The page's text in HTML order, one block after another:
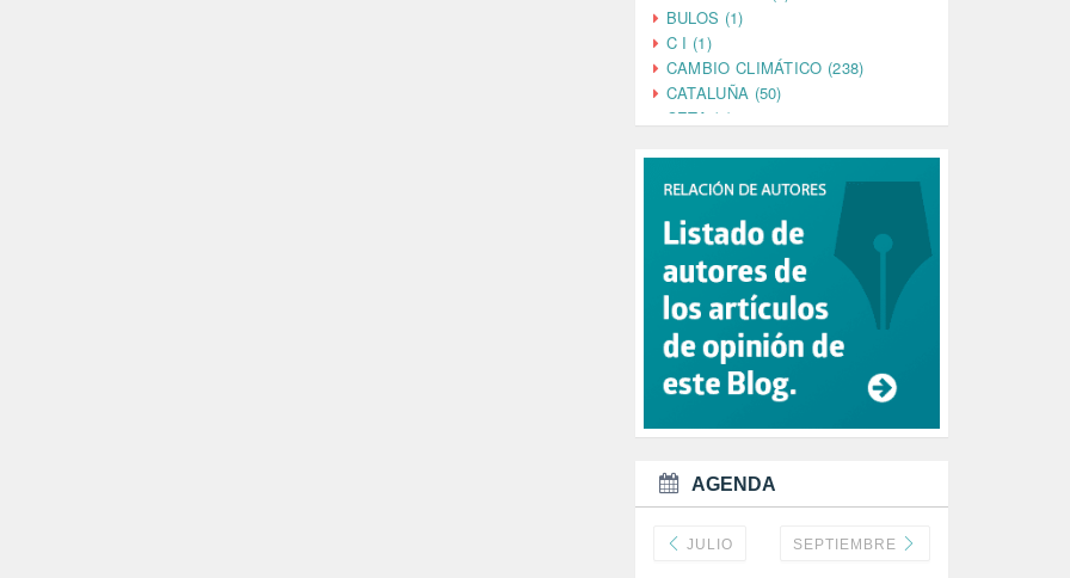
BULOS (1)
C I (1)
CAMBIO CLIMÁTICO (238)
CATALUÑA (50)
CETA (2)
CINE (35)
CIUDADANÍA (633)
COMPROMISO (2)
CONFERENCIA (1)
CONSUMO (1)
CORONAVIRUS (155)
CORRUPCIÓN (215)
CULTURA (704)
DANA (78)
DEMOCRACIA (1)
DEMOCRAIA (1)
DEPORTE (3)
DERECHOS SOCIALES (739)
AGENDA
JULIO SEPTIEMBRE